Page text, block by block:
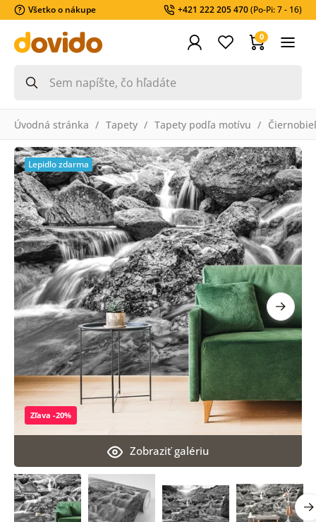
Všetko o nákupe +421 222 205 470(Po-Pi: 7 - 16)
0
Úvodná stránka Tapety Tapety podľa motívu
Zobraziť galériu
Zľava -20%
Lepidlo zdarma